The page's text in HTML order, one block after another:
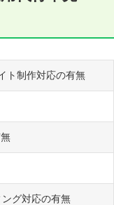
ト制作対応の有無
グ対応の有無